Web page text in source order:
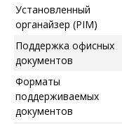
Установленный
органайзер (PIM)
Поддержка офисных
документов
Форматы
поддерживаемых
документов